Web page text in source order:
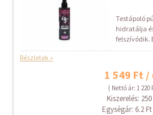
Testápoló
hidratálja
felszívódik.
Részletek »
1 549 Ft /
( Nettó ár: 1 220
Kiszerelés:
Egységár: 6.2